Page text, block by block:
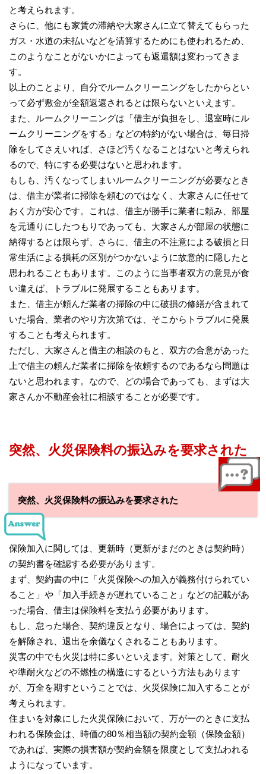
と考えられます。
さらに、他にも家賃の滞納や大家さんに立て替えてもらった
ガス・水道の未払いなどを清算するためにも使われるため、
このようなことがないかによっても返還額は変わってきま
す。
以上のことより、自分でルームクリーニングをしたからとい
って必ず敷金が全額返還されるとは限らないといえます。
また、ルームクリーニングは「借主が負担をし、退室時にル
ームクリーニングをする」などの特約がない場合は、毎日掃
除をしてさえいれば、さほど汚くなることはないと考えられ
るので、特にする必要はないと思われます。
もしも、汚くなってしまいルームクリーニングが必要なとき
は、借主が業者に掃除を頼むのではなく、大家さんに任せて
おく方が安心です。これは、借主が勝手に業者に頼み、部屋
を元通りにしたつもりであっても、大家さんが部屋の状態に
納得するとは限らず、さらに、借主の不注意による破損と日
常生活による損耗の区別がつかないように故意的に隠したと
思われることもあります。このように当事者双方の意見が食
い違えば、トラブルに発展することもあります。
また、借主が頼んだ業者の掃除の中に破損の修繕が含まれて
いた場合、業者のやり方次第では、そこからトラブルに発展
することも考えられます。
ただし、大家さんと借主の相談のもと、双方の合意があった
上で借主の頼んだ業者に掃除を依頼するのであるなら問題は
ないと思われます。なので、どの場合であっても、まずは大
家さんか不動産会社に相談することが必要です。
突然、火災保険料の振込みを要求された
突然、火災保険料の振込みを要求された
保険加入に関しては、更新時（更新がまだのときは契約時）
の契約書を確認する必要があります。
まず、契約書の中に「火災保険への加入が義務付けられてい
ること」や「加入手続きが遅れていること」などの記載があ
った場合、借主は保険料を支払う必要があります。
もし、怠った場合、契約違反となり、場合によっては、契約
を解除され、退出を余儀なくされることもあります。
災害の中でも火災は特に多いといえます。対策として、耐火
や準耐火などの不燃性の構造にするという方法もあります
が、万全を期すということでは、火災保険に加入することが
考えられます。
住まいを対象にした火災保険において、万が一のときに支払
われる保険金は、時価の80％相当額の契約金額（保険金額）
であれば、実際の損害額が契約金額を限度として支払われる
ようになっています。